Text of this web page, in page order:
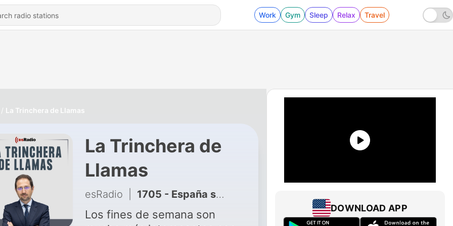
Work Gym Sleep Relax Travel
La Trinchera de Llamas
La Trinchera de
Llamas
esRadio 1705 - España se prepara para un eclipse solar total después de 114 años.
Los fines de semana son
DOWNLOAD APP